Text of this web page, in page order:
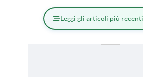
Leggi gli articoli più